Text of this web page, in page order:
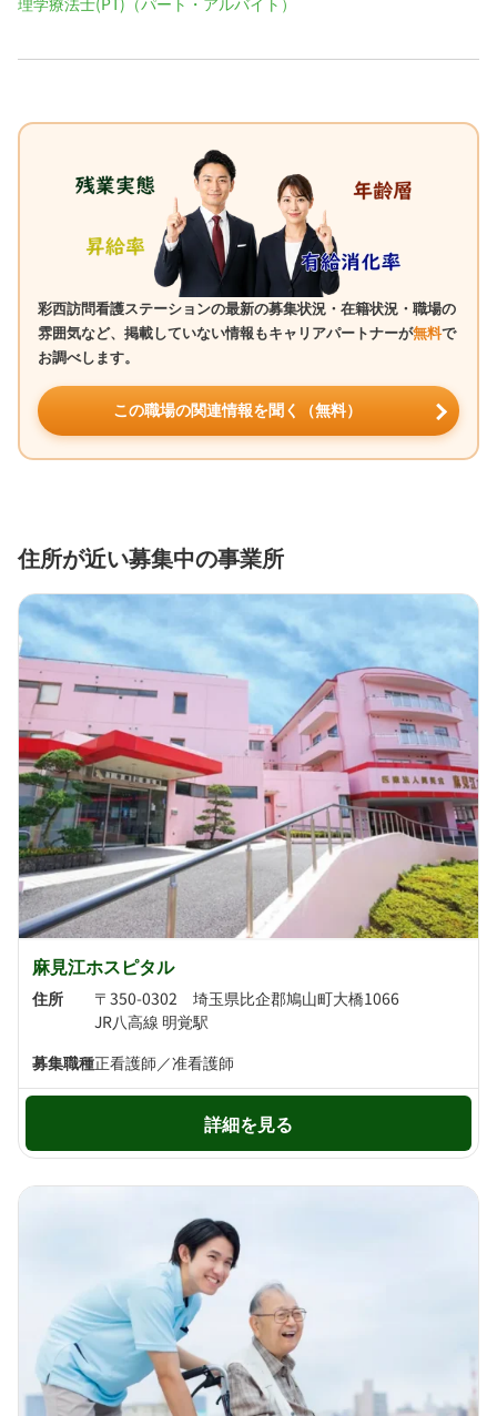
彩西訪問看護ステーションの最新の募集状況・在籍状況・職場の
雰囲気など、掲載していない情報もキャリアパートナーが無料で
お調べします。
この職場の関連情報を聞く（無料）
住所が近い募集中の事業所
麻見江ホスピタル
住所
〒350-0302 埼玉県比企郡鳩山町大橋1066
JR八高線 明覚駅
募集職種正看護師／准看護師
詳細を見る